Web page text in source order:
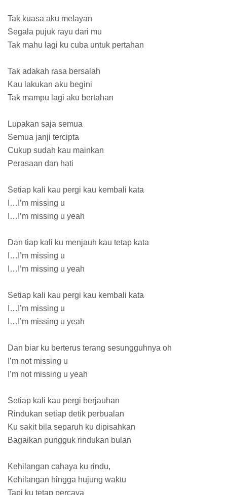
Tak kuasa aku melayan
Segala pujuk rayu dari mu
Tak mahu lagi ku cuba untuk pertahan
Tak adakah rasa bersalah
Kau lakukan aku begini
Tak mampu lagi aku bertahan
Lupakan saja semua
Semua janji tercipta
Cukup sudah kau mainkan
Perasaan dan hati
Setiap kali kau pergi kau kembali kata
I…I’m missing u
I…I’m missing u yeah
Dan tiap kali ku menjauh kau tetap kata
I…I’m missing u
I…I’m missing u yeah
Setiap kali kau pergi kau kembali kata
I…I’m missing u
I…I’m missing u yeah
Dan biar ku berterus terang sesungguhnya oh
I’m not missing u
I’m not missing u yeah
Setiap kali kau pergi berjauhan
Rindukan setiap detik perbualan
Ku sakit bila separuh ku dipisahkan
Bagaikan pungguk rindukan bulan
Kehilangan cahaya ku rindu,
Kehilangan hingga hujung waktu
Tapi ku tetap percaya